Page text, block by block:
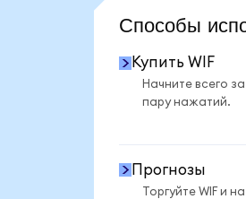
Способы
Купить WIF
Начните всего за
пару нажатий.
Прогнозы
Торгуйте WIF и на